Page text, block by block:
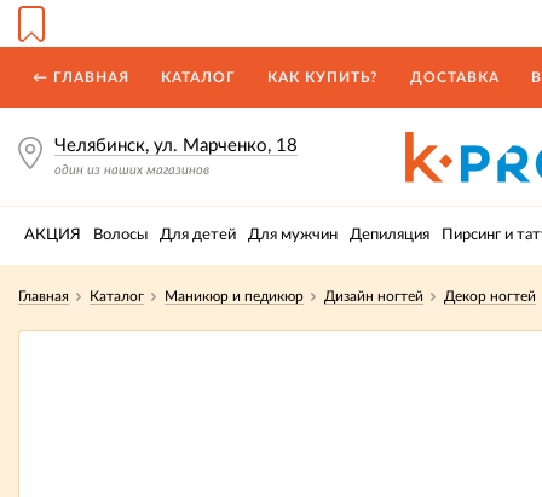
← ГЛАВНАЯ КАТАЛОГ КАК КУПИТЬ? ДОСТАВКА
Челябинск, ул. Марченко, 18
один из наших магазинов
АКЦИЯ Волосы Для детей Для мужчин Депиляция Пирсинг и
Главная Каталог Маникюр и педикюр Дизайн ногтей Декор ногтей